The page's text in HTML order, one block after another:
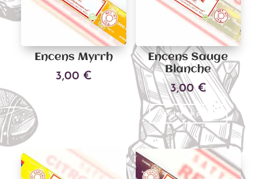
la
page
du
produit
Encens Myrrh
3,00 €
Encens Sauge
Blanche
3,00€
Ajouter au panier